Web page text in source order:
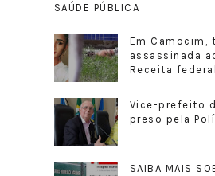
SAÚDE PÚBLICA
Em Camocim,
assassinada
Receita
Vice-prefeito
preso pela
SAIBA MAIS